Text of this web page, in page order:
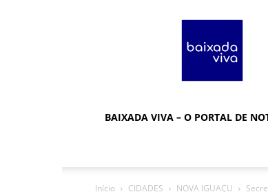
Viva
BAIXADA VIVA – O PORTAL DE
Início CIDADES NOVA IGUAÇU